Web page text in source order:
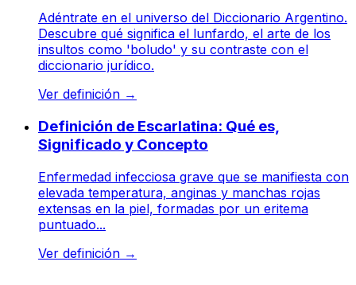
Adéntrate en el universo del Diccionario Argentino.
Descubre qué significa el lunfardo, el arte de los
insultos como 'boludo' y su contraste con el
diccionario jurídico.
Ver definición →
Definición de Escarlatina: Qué es,
Significado y Concepto
Enfermedad infecciosa grave que se manifiesta con
elevada temperatura, anginas y manchas rojas
extensas en la piel, formadas por un eritema
puntuado...
Ver definición →